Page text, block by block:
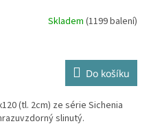
Skladem (1199 balení)
Do košíku
(tl. 2cm) ze série Sichenia
slinutý.